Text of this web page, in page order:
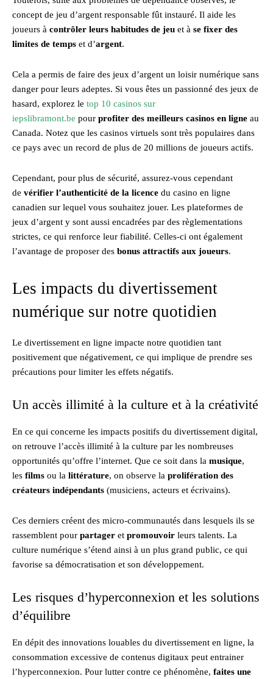
concept de jeu d’argent responsable fût instauré. Il aide les
joueurs à contrôler leurs habitudes de jeu et à se fixer des
limites de temps et d’argent.
Cela a permis de faire des jeux d’argent un loisir numérique sans
danger pour leurs adeptes. Si vous êtes un passionné des jeux de
hasard, explorez le top 10 casinos sur
iepslibramont.be pour profiter des meilleurs casinos en ligne au
Canada. Notez que les casinos virtuels sont très populaires dans
ce pays avec un record de plus de 20 millions de joueurs actifs.
Cependant, pour plus de sécurité, assurez-vous cependant
de vérifier l’authenticité de la licence du casino en ligne
canadien sur lequel vous souhaitez jouer. Les plateformes de
jeux d’argent y sont aussi encadrées par des règlementations
strictes, ce qui renforce leur fiabilité. Celles-ci ont également
l’avantage de proposer des bonus attractifs aux joueurs.
Les impacts du divertissement
numérique sur notre quotidien
Le divertissement en ligne impacte notre quotidien tant
positivement que négativement, ce qui implique de prendre ses
précautions pour limiter les effets négatifs.
Un accès illimité à la culture et à la créativité
En ce qui concerne les impacts positifs du divertissement digital,
on retrouve l’accès illimité à la culture par les nombreuses
opportunités qu’offre l’internet. Que ce soit dans la musique,
les films ou la littérature, on observe la prolifération des
créateurs indépendants (musiciens, acteurs et écrivains).
Ces derniers créent des micro-communautés dans lesquels ils se
rassemblent pour partager et promouvoir leurs talents. La
culture numérique s’étend ainsi à un plus grand public, ce qui
favorise sa démocratisation et son développement.
Les risques d’hyperconnexion et les solutions
d’équilibre
En dépit des innovations louables du divertissement en ligne, la
consommation excessive de contenus digitaux peut entrainer
l’hyperconnexion. Pour lutter contre ce phénomène, faites une